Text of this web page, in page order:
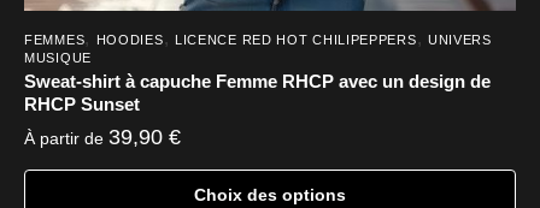
FEMMES, HOODIES, LICENCE RED HOT CHILIPEPPERS, UNIVERS
MUSIQUE
Sweat-shirt à capuche Femme RHCP avec un design de
RHCP Sunset
À partir de 39,90 €
Choix des options